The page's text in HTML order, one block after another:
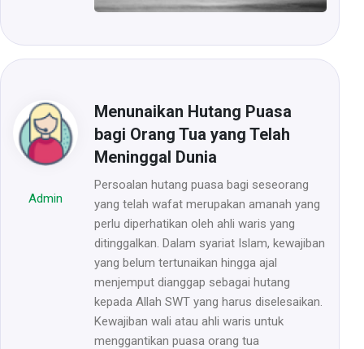
Admin
Menunaikan Hutang Puasa
bagi Orang Tua yang Telah
Meninggal Dunia
Persoalan hutang puasa bagi seseorang
yang telah wafat merupakan amanah yang
perlu diperhatikan oleh ahli waris yang
ditinggalkan. Dalam syariat Islam, kewajiban
yang belum tertunaikan hingga ajal
menjemput dianggap sebagai hutang
kepada Allah SWT yang harus diselesaikan.
Kewajiban wali atau ahli waris untuk
menggantikan puasa orang tua